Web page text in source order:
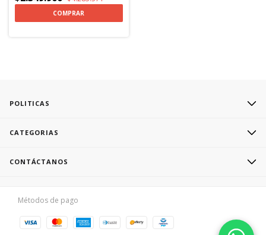
COMPRAR
POLITICAS
CATEGORIAS
CONTÁCTANOS
Métodos de pago